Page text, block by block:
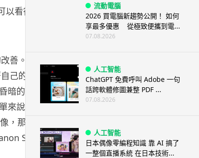
看得出
善。如果想
己的水準
暗的情境拍
說，
，那你還是
S100的
流動電腦
2026 買電腦新趨勢公開！ 如何
享最多優惠 從極致便攜到電...
07.08.2026
人工智能
ChatGPT 免費呼叫 Adobe 一句
話跨軟體修圖兼整 PDF ...
07.08.2026
人工智能
日本偶像零編程知識 靠 AI 搞了
一整個直播系統 在日本技術...